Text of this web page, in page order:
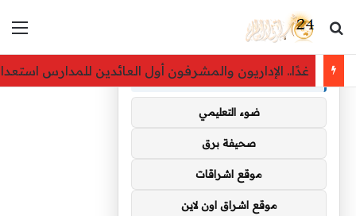
بحث عن
غدًا.. الإداريون والمشرفون أول العائدين للمدارس استعدادًا
توصيات :
باقة متميزة VIP (كود: AA35872):
ضوء التعليمي
صحيفة برق
موقع اشراقات
موقع اشراق اون لاين